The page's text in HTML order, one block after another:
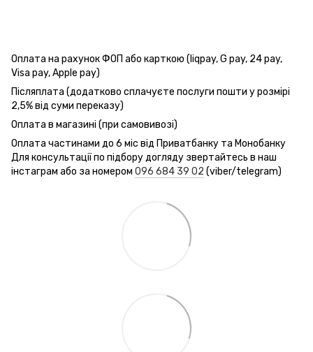
Оплата на рахунок ФОП або карткою (liqpay, G pay, 24 pay,
Visa pay, Apple pay)
Післяплата (додатково сплачуєте послуги пошти у розмірі
2,5% від суми переказу)
Оплата в магазині (при самовивозі)
Оплата частинами до 6 міс від Приватбанку та Монобанку
Для консультації по підбору догляду звертайтесь в наш
інстаграм або за номером 096 684 39 02 (viber/telegram)